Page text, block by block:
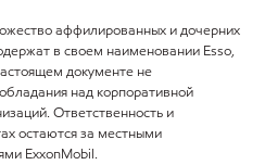
аффилированных и дочерних
в своем наименовании Esso,
документе не
над корпоративной
Ответственность и
остаются за местными
ExxonMobil.